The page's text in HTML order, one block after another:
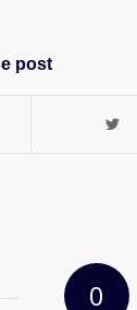
post
0